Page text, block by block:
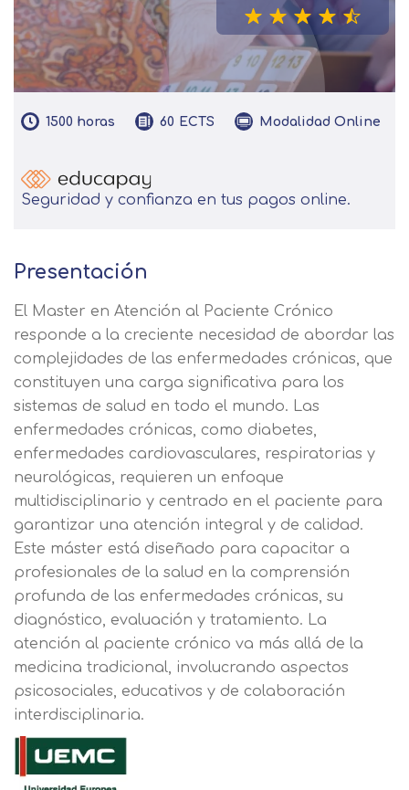
1500 horas 60 ECTS Modalidad Online
Seguridad y confianza en tus pagos online.
Presentación
El Master en Atención al Paciente Crónico
responde a la creciente necesidad de abordar las
complejidades de las enfermedades crónicas, que
constituyen una carga significativa para los
sistemas de salud en todo el mundo. Las
enfermedades crónicas, como diabetes,
enfermedades cardiovasculares, respiratorias y
neurológicas, requieren un enfoque
multidisciplinario y centrado en el paciente para
garantizar una atención integral y de calidad.
Este máster está diseñado para capacitar a
profesionales de la salud en la comprensión
profunda de las enfermedades crónicas, su
diagnóstico, evaluación y tratamiento. La
atención al paciente crónico va más allá de la
medicina tradicional, involucrando aspectos
psicosociales, educativos y de colaboración
interdisciplinaria.